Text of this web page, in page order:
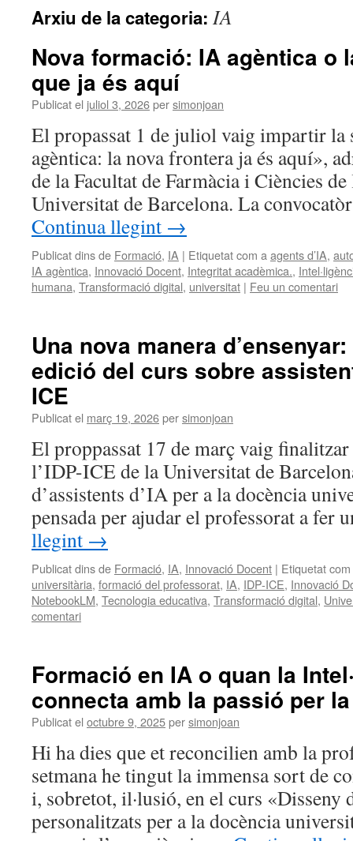
Arxiu de la categoria: IA
Nova formació: IA agèntica o
que ja és aquí
Publicat el juliol 3, 2026persimonjoan
El propassat 1 de juliol vaig impartir la
agèntica: la nova frontera ja és aquí»,
de la Facultat de Farmàcia i Ciències
Universitat de Barcelona. La
Continua llegint →
Publicat dins de Formació, IA | Etiquetat com a agents d’IA,
IA agèntica, Innovació Docent, Integritat acadèmica.,
humana, Transformació digital, universitat | Feu un comentari
Una nova manera
edició del curs sobre
ICE
Publicat el març 19, 2026persimonjoan
El proppassat 17 de març vaig
l’IDP-ICE de la Universitat de
d’assistents d’IA per a la docència
pensada per ajudar el professorat a fer
llegint →
Publicat dins de Formació, IA, Innovació Docent | Etiquetat
universitària, formació del professorat, IA, IDP-ICE, Innovació
NotebookLM, Tecnologia educativa, Transformació digital,
comentari
Formació en IA o quan la
connecta amb la passió per
Publicat el octubre 9, 2025persimonjoan
Hi ha dies que et reconcilien amb la
setmana he tingut la immensa sort de
i, sobretot, il·lusió, en el curs «Disseny
personalitzats per a la docència